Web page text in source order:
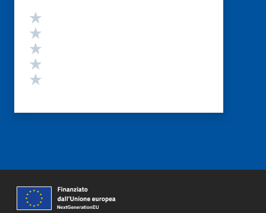
Valutazione